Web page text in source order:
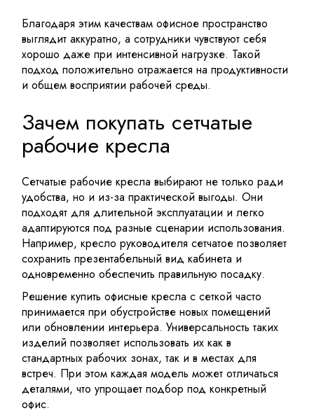
Благодаря этим качествам офисное пространство
выглядит аккуратно, а сотрудники чувствуют себя
хорошо даже при интенсивной нагрузке. Такой
подход положительно отражается на продуктивности
и общем восприятии рабочей среды.
Зачем покупать сетчатые
рабочие кресла
Сетчатые рабочие кресла выбирают не только ради
удобства, но и из-за практической выгоды. Они
подходят для длительной эксплуатации и легко
адаптируются под разные сценарии использования.
Например, кресло руководителя сетчатое позволяет
сохранить презентабельный вид кабинета и
одновременно обеспечить правильную посадку.
Решение купить офисные кресла с сеткой часто
принимается при обустройстве новых помещений
или обновлении интерьера. Универсальность таких
изделий позволяет использовать их как в
стандартных рабочих зонах, так и в местах для
встреч. При этом каждая модель может отличаться
деталями, что упрощает подбор под конкретный
офис.